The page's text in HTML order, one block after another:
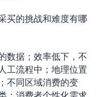
买的挑战和难度有哪
数据；效率低下，不
工流程中；地理位置
不同区域消费的变